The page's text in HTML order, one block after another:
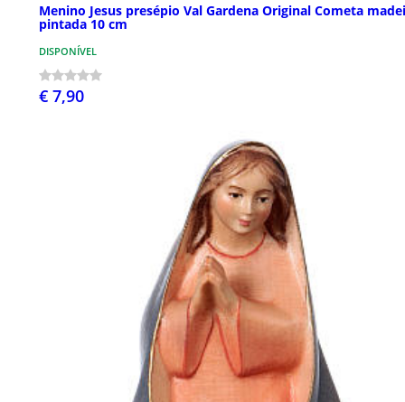
Menino Jesus presépio Val Gardena Original Cometa
pintada 10 cm
DISPONÍVEL
€ 7,90